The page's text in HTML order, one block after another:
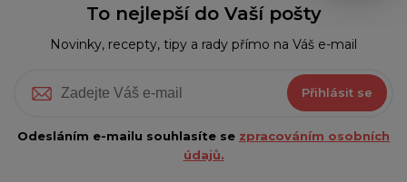
To nejlepší do Vaší pošty
Novinky, recepty, tipy a rady přímo na Váš e-mail
Přihlásit se
Odesláním e-mailu souhlasíte se zpracováním osobních
údajů.